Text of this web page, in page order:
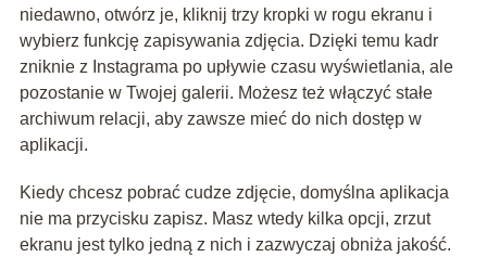
niedawno, otwórz je, kliknij trzy kropki w rogu ekranu i
wybierz funkcję zapisywania zdjęcia. Dzięki temu kadr
zniknie z Instagrama po upływie czasu wyświetlania, ale
pozostanie w Twojej galerii. Możesz też włączyć stałe
archiwum relacji, aby zawsze mieć do nich dostęp w
aplikacji.
Kiedy chcesz pobrać cudze zdjęcie, domyślna aplikacja
nie ma przycisku zapisz. Masz wtedy kilka opcji, zrzut
ekranu jest tylko jedną z nich i zazwyczaj obniża jakość.